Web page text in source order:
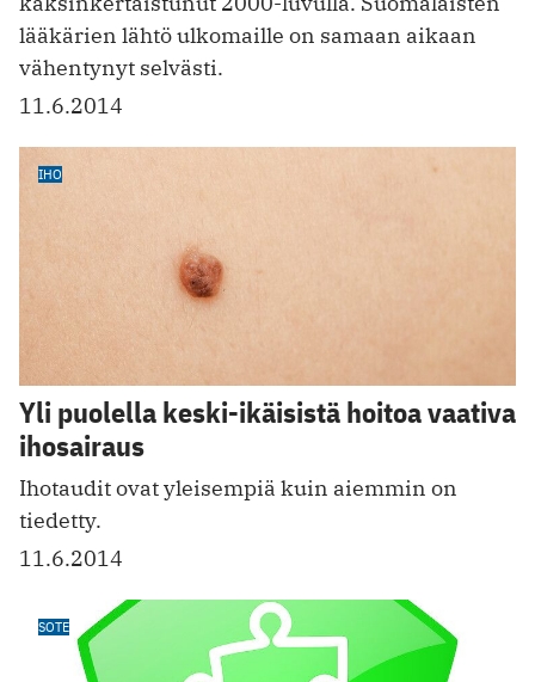
lääkärien lähtö ulkomaille on samaan aikaan
vähentynyt selvästi.
11.6.2014
IHO
Yli puolella keski-ikäisistä hoitoa vaativa
ihosairaus
Ihotaudit ovat yleisempiä kuin aiemmin on
tiedetty.
11.6.2014
SOTE